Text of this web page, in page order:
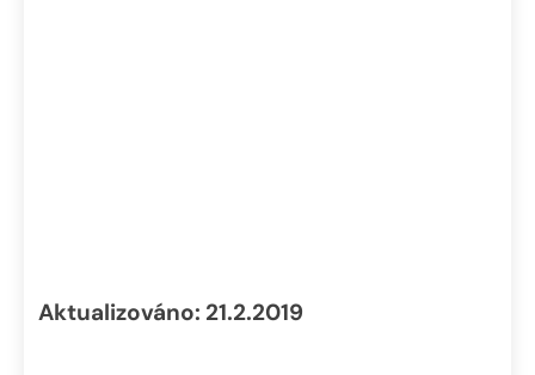
Aktualizováno: 21.2.2019